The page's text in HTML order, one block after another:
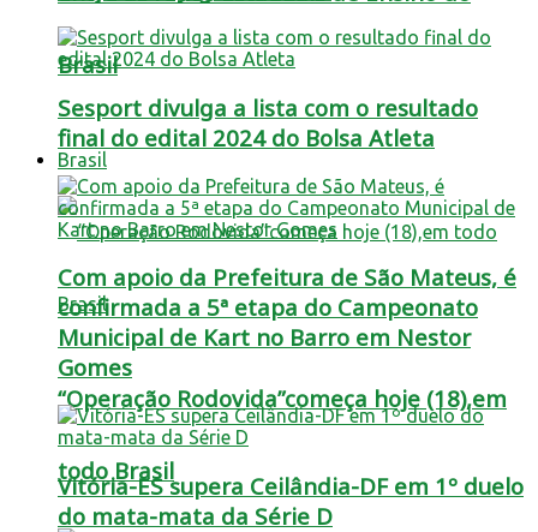
Brasil
Brasil
“Operação Rodovida”começa hoje (18),em
todo Brasil
Sesport divulga a lista com o resultado
final do edital 2024 do Bolsa Atleta
Com apoio da Prefeitura de São Mateus, é
confirmada a 5ª etapa do Campeonato
Municipal de Kart no Barro em Nestor
Gomes
Vitória-ES supera Ceilândia-DF em 1º duelo
do mata-mata da Série D